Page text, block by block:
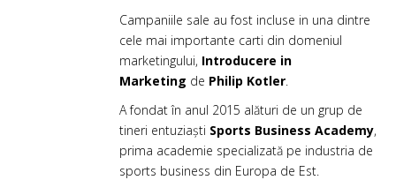
Campaniile sale au fost incluse in una dintre
cele mai importante carti din domeniul
marketingului, Introducere in
Marketing de Philip Kotler.
A fondat în anul 2015 alături de un grup de
tineri entuziaști Sports Business Academy,
prima academie specializată pe industria de
sports business din Europa de Est.